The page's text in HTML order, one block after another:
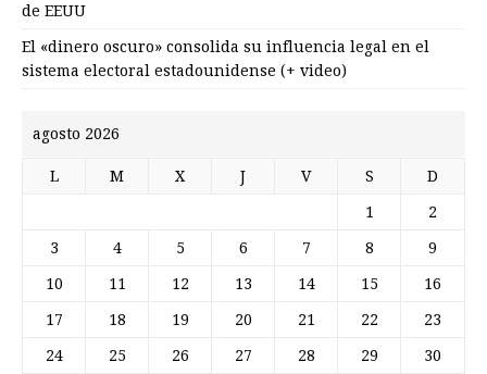
de EEUU
El «dinero oscuro» consolida su influencia legal en el
sistema electoral estadounidense (+ video)
agosto 2026
L M X J V S D
1 2
3 4 5 6 7 8 9
10 11 12 13 14 15 16
17 18 19 20 21 22 23
24 25 26 27 28 29 30